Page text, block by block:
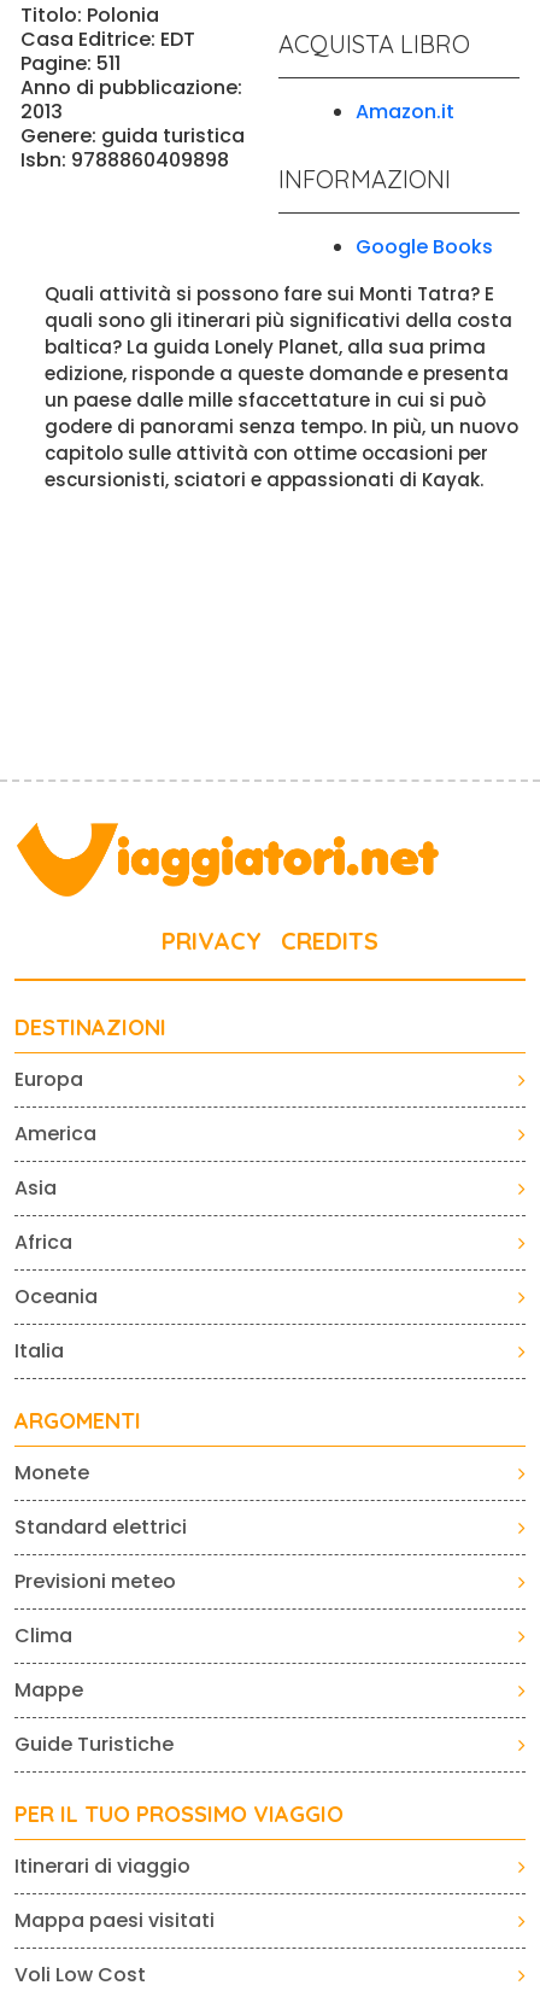
ACQUISTA LIBRO
Amazon.it
INFORMAZIONI
Google Books
Titolo: Polonia
Casa Editrice: EDT
Pagine: 511
Anno di pubblicazione:
2013
Genere: guida turistica
Isbn: 9788860409898
Quali attività si possono fare sui Monti Tatra? E
quali sono gli itinerari più significativi della costa
baltica? La guida Lonely Planet, alla sua prima
edizione, risponde a queste domande e presenta
un paese dalle mille sfaccettature in cui si può
godere di panorami senza tempo. In più, un nuovo
capitolo sulle attività con ottime occasioni per
escursionisti, sciatori e appassionati di Kayak.
PRIVACY CREDITS
DESTINAZIONI
Europa
America
Asia
Africa
Oceania
Italia
ARGOMENTI
Monete
Standard elettrici
Previsioni meteo
Clima
Mappe
Guide Turistiche
PER IL TUO PROSSIMO VIAGGIO
Itinerari di viaggio
Mappa paesi visitati
Voli Low Cost